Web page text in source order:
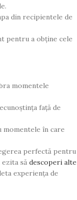
din recipientele de
pentru a obține cele
momentele
față de
momentele în care
perfectă pentru
să descoperi alte
experiența de